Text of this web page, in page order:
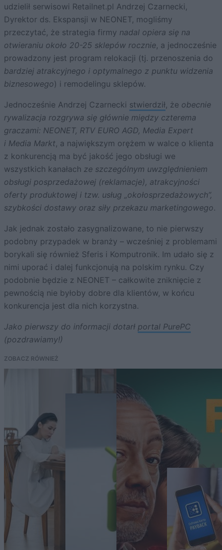
udzielił serwisowi Retailnet.pl Andrzej Czarnecki,
Dyrektor ds. Ekspansji w NEONET, mogliśmy
przeczytać, że strategia firmy nadal opiera się na
otwieraniu około 20-25 sklepów rocznie, a jednocześnie
prowadzony jest program relokacji (tj. przenoszenia do
bardziej atrakcyjnego i optymalnego z punktu widzenia
biznesowego) i remodelingu sklepów.
Jednocześnie Andrzej Czarnecki stwierdził, że obecnie
rywalizacja rozgrywa się głównie między czterema
graczami: NEONET, RTV EURO AGD, Media Expert
i Media Markt, a największym orężem w walce o klienta
z konkurencją ma być jakość jego obsługi we
wszystkich kanałach ze szczególnym uwzględnieniem
obsługi posprzedażowej (reklamacje), atrakcyjności
oferty produktowej i tzw. usług „okołosprzedażowych”,
szybkości dostawy oraz siły przekazu marketingowego.
Jak jednak zostało zasygnalizowane, to nie pierwszy
podobny przypadek w branży – wcześniej z problemami
borykali się również Sferis i Komputronik. Im udało się z
nimi uporać i dalej funkcjonują na polskim rynku. Czy
podobnie będzie z NEONET – całkowite zniknięcie z
pewnością nie byłoby dobre dla klientów, w końcu
konkurencja jest dla nich korzystna.
Jako pierwszy do informacji dotarł portal PurePC
(pozdrawiamy!)
ZOBACZ RÓWNIEŻ